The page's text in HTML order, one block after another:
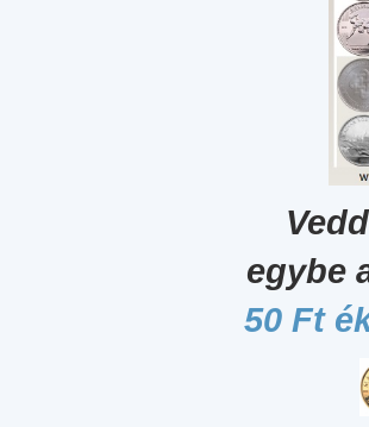
egybe
50 Ft